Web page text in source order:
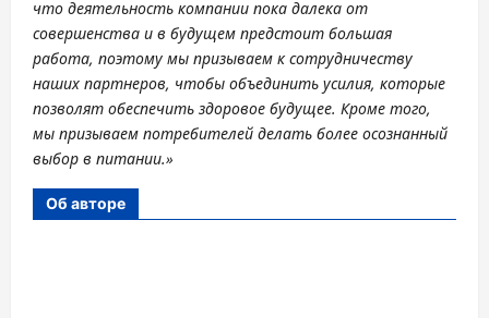
что деятельность компании пока далека от
совершенства и в будущем предстоит большая
работа, поэтому мы призываем к сотрудничеству
наших партнеров, чтобы объединить усилия, которые
позволят обеспечить здоровое будущее. Кроме того,
мы призываем потребителей делать более осознанный
выбор в питании.»
Об авторе